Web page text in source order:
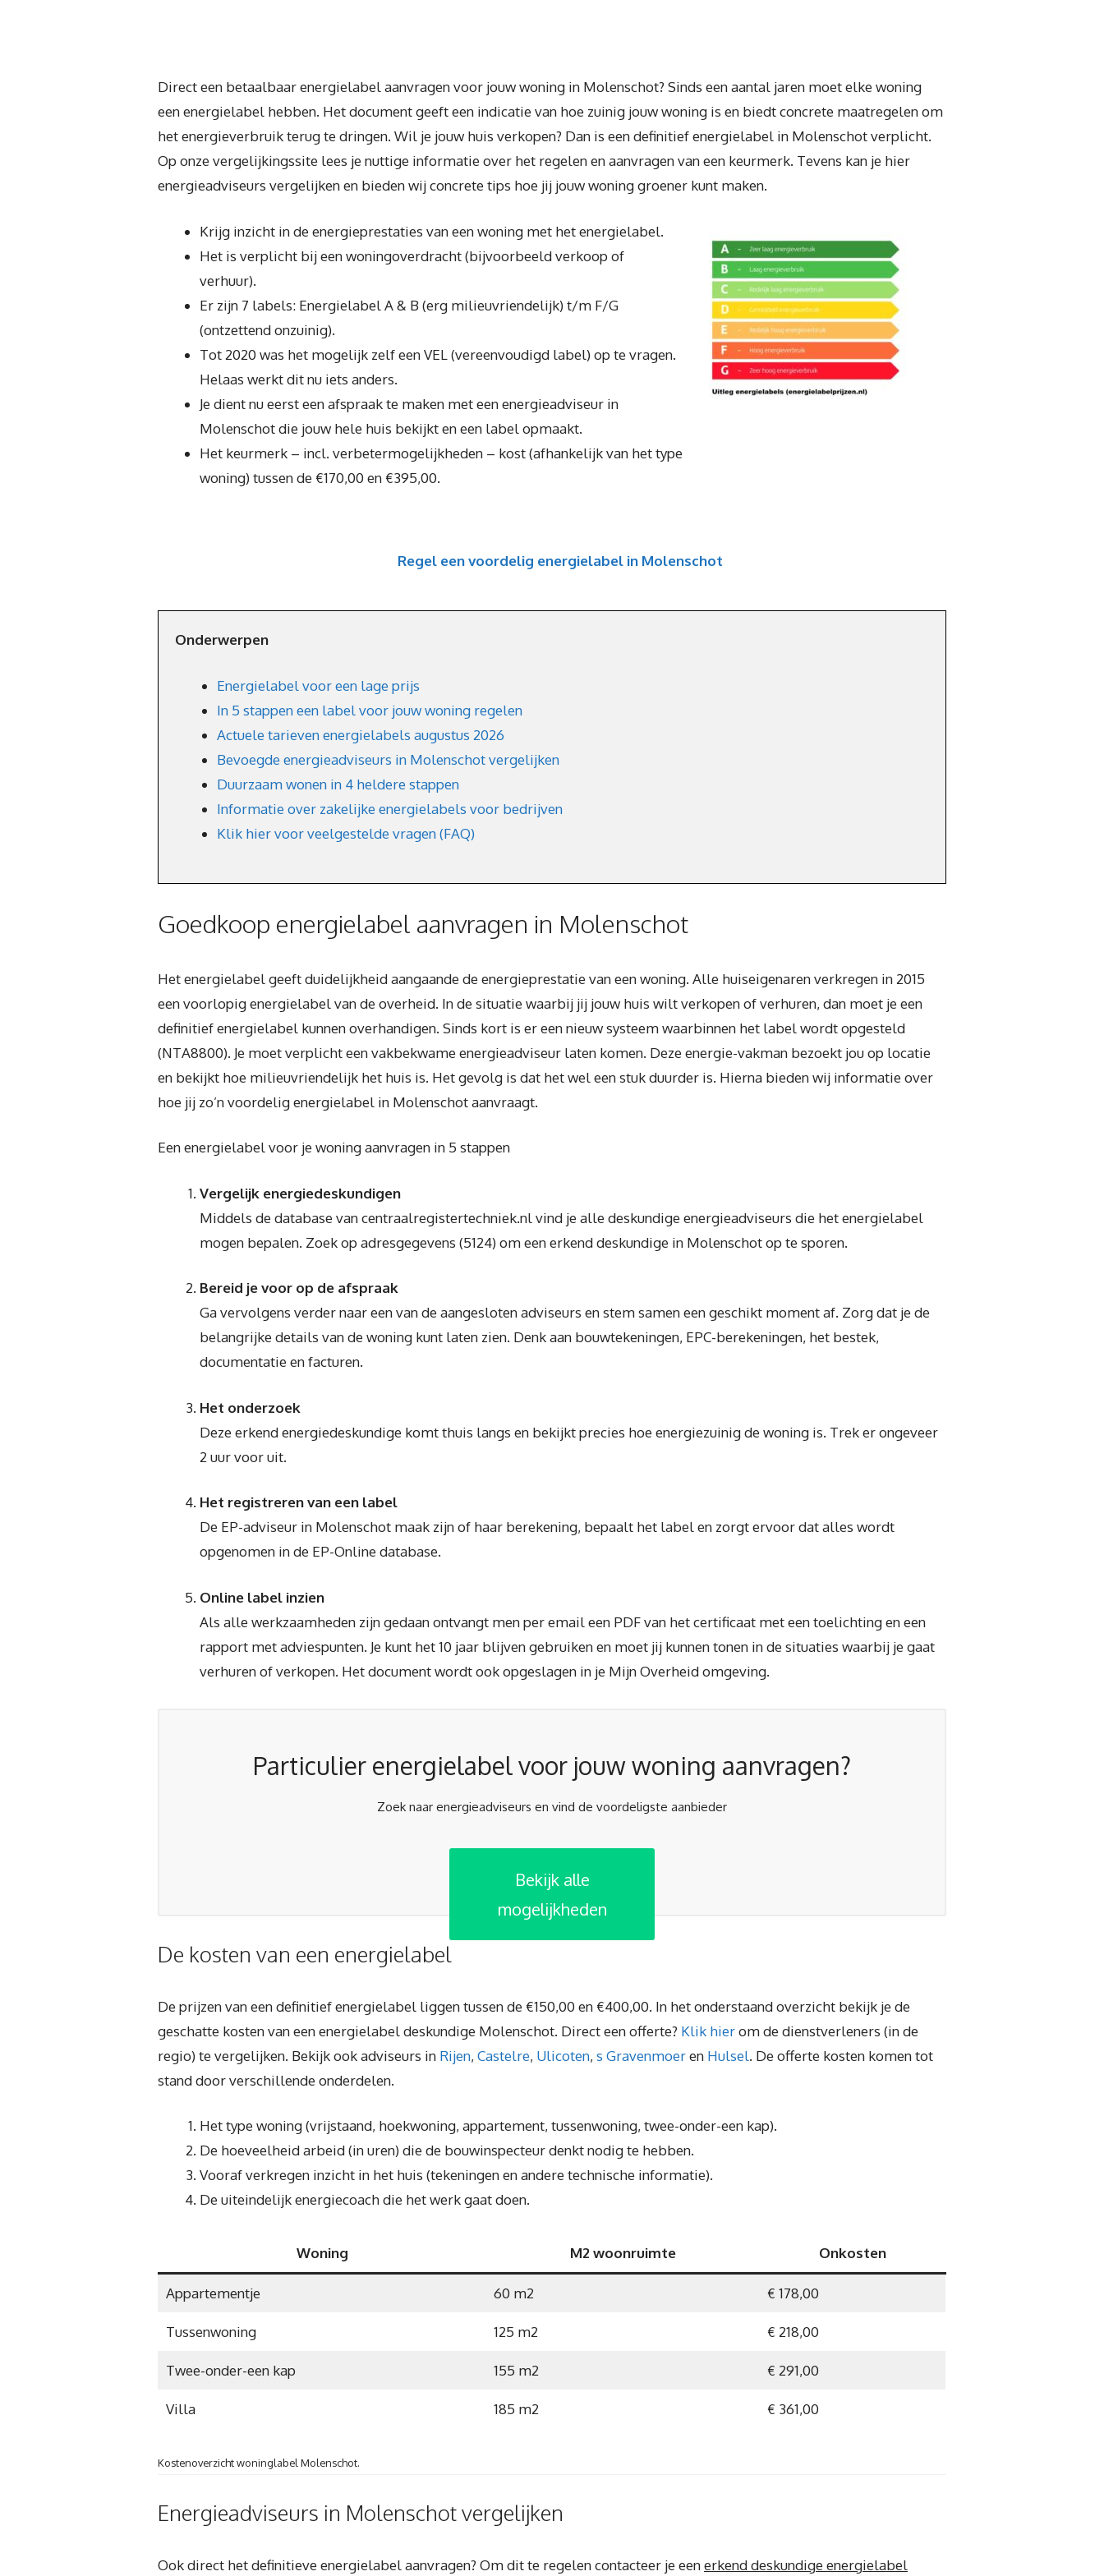
Direct een betaalbaar energielabel aanvragen voor jouw woning in Molenschot? Sinds een aantal jaren moet elke woning
een energielabel hebben. Het document geeft een indicatie van hoe zuinig jouw woning is en biedt concrete maatregelen om
het energieverbruik terug te dringen. Wil je jouw huis verkopen? Dan is een definitief energielabel in Molenschot verplicht.
Op onze vergelijkingssite lees je nuttige informatie over het regelen en aanvragen van een keurmerk. Tevens kan je hier
energieadviseurs vergelijken en bieden wij concrete tips hoe jij jouw woning groener kunt maken.
Krijg inzicht in de energieprestaties van een woning met het energielabel.
Het is verplicht bij een woningoverdracht (bijvoorbeeld verkoop of
verhuur).
Er zijn 7 labels: Energielabel A & B (erg milieuvriendelijk) t/m F/G
(ontzettend onzuinig).
Tot 2020 was het mogelijk zelf een VEL (vereenvoudigd label) op te vragen.
Helaas werkt dit nu iets anders.
Je dient nu eerst een afspraak te maken met een energieadviseur in
Molenschot die jouw hele huis bekijkt en een label opmaakt.
Het keurmerk – incl. verbetermogelijkheden – kost (afhankelijk van het type
woning) tussen de €170,00 en €395,00.
Regel een voordelig energielabel in Molenschot
Onderwerpen
Energielabel voor een lage prijs
In 5 stappen een label voor jouw woning regelen
Actuele tarieven energielabels augustus 2026
Bevoegde energieadviseurs in Molenschot vergelijken
Duurzaam wonen in 4 heldere stappen
Informatie over zakelijke energielabels voor bedrijven
Klik hier voor veelgestelde vragen (FAQ)
Goedkoop energielabel aanvragen in Molenschot
Het energielabel geeft duidelijkheid aangaande de energieprestatie van een woning. Alle huiseigenaren verkregen in 2015
een voorlopig energielabel van de overheid. In de situatie waarbij jij jouw huis wilt verkopen of verhuren, dan moet je een
definitief energielabel kunnen overhandigen. Sinds kort is er een nieuw systeem waarbinnen het label wordt opgesteld
(NTA8800). Je moet verplicht een vakbekwame energieadviseur laten komen. Deze energie-vakman bezoekt jou op locatie
en bekijkt hoe milieuvriendelijk het huis is. Het gevolg is dat het wel een stuk duurder is. Hierna bieden wij informatie over
hoe jij zo’n voordelig energielabel in Molenschot aanvraagt.
Een energielabel voor je woning aanvragen in 5 stappen
Vergelijk energiedeskundigen
Middels de database van centraalregistertechniek.nl vind je alle deskundige energieadviseurs die het energielabel
mogen bepalen. Zoek op adresgegevens (5124) om een erkend deskundige in Molenschot op te sporen.
Bereid je voor op de afspraak
Ga vervolgens verder naar een van de aangesloten adviseurs en stem samen een geschikt moment af. Zorg dat je de
belangrijke details van de woning kunt laten zien. Denk aan bouwtekeningen, EPC-berekeningen, het bestek,
documentatie en facturen.
Het onderzoek
Deze erkend energiedeskundige komt thuis langs en bekijkt precies hoe energiezuinig de woning is. Trek er ongeveer
2 uur voor uit.
Het registreren van een label
De EP-adviseur in Molenschot maak zijn of haar berekening, bepaalt het label en zorgt ervoor dat alles wordt
opgenomen in de EP-Online database.
Online label inzien
Als alle werkzaamheden zijn gedaan ontvangt men per email een PDF van het certificaat met een toelichting en een
rapport met adviespunten. Je kunt het 10 jaar blijven gebruiken en moet jij kunnen tonen in de situaties waarbij je gaat
verhuren of verkopen. Het document wordt ook opgeslagen in je Mijn Overheid omgeving.
Particulier energielabel voor jouw woning aanvragen?
Zoek naar energieadviseurs en vind de voordeligste aanbieder
Bekijk alle
mogelijkheden
De kosten van een energielabel
De prijzen van een definitief energielabel liggen tussen de €150,00 en €400,00. In het onderstaand overzicht bekijk je de
geschatte kosten van een energielabel deskundige Molenschot. Direct een offerte? Klik hierom de dienstverleners (in de
regio) te vergelijken. Bekijk ook adviseurs in Rijen, Castelre, Ulicoten, s Gravenmoeren Hulsel. De offerte kosten komen tot
stand door verschillende onderdelen.
Het type woning (vrijstaand, hoekwoning, appartement, tussenwoning, twee-onder-een kap).
De hoeveelheid arbeid (in uren) die de bouwinspecteur denkt nodig te hebben.
Vooraf verkregen inzicht in het huis (tekeningen en andere technische informatie).
De uiteindelijk energiecoach die het werk gaat doen.
Woning M2 woonruimte Onkosten
Appartementje 60 m2 € 178,00
Tussenwoning 125 m2 € 218,00
Twee-onder-een kap 155 m2 € 291,00
Villa 185 m2 € 361,00
Kostenoverzicht woninglabel Molenschot.
Energieadviseurs in Molenschot vergelijken
Ook direct het definitieve energielabel aanvragen? Om dit te regelen contacteer je eenerkend deskundige energielabel